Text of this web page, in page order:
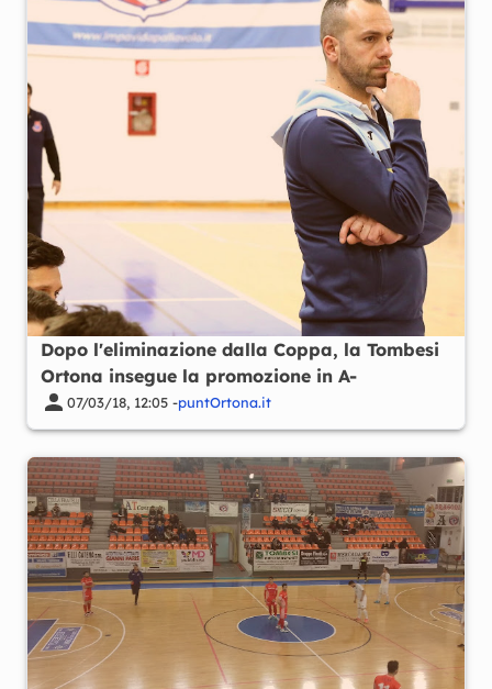
Dopo l'eliminazione dalla Coppa, la Tombesi
Ortona insegue la promozione in A-
07/03/18, 12:05 -puntOrtona.it